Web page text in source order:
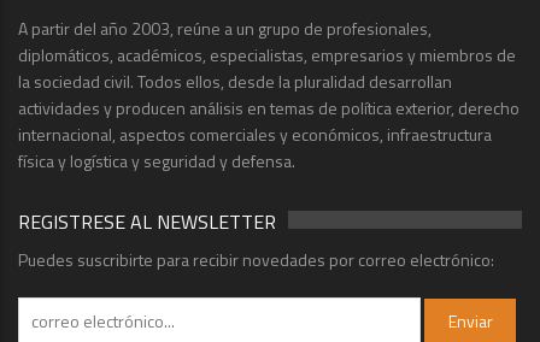
A partir del año 2003, reúne a un grupo de profesionales,
diplomáticos, académicos, especialistas, empresarios y miembros de
la sociedad civil. Todos ellos, desde la pluralidad desarrollan
actividades y producen análisis en temas de política exterior, derecho
internacional, aspectos comerciales y económicos, infraestructura
física y logística y seguridad y defensa.
REGISTRESE AL NEWSLETTER
Puedes suscribirte para recibir novedades por correo electrónico: